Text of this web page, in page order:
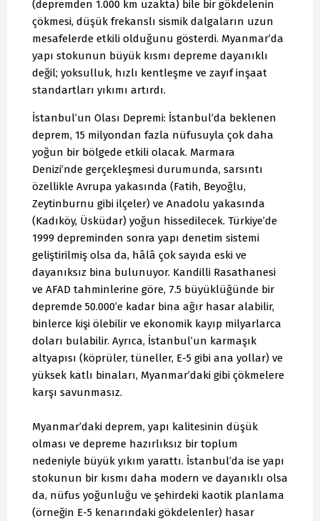
(depremden 1.000 km uzakta) bile bir gökdelenin
çökmesi, düşük frekanslı sismik dalgaların uzun
mesafelerde etkili olduğunu gösterdi. Myanmar’da
yapı stokunun büyük kısmı depreme dayanıklı
değil; yoksulluk, hızlı kentleşme ve zayıf inşaat
standartları yıkımı artırdı.
İstanbul’un Olası Depremi: İstanbul’da beklenen
deprem, 15 milyondan fazla nüfusuyla çok daha
yoğun bir bölgede etkili olacak. Marmara
Denizi’nde gerçekleşmesi durumunda, sarsıntı
özellikle Avrupa yakasında (Fatih, Beyoğlu,
Zeytinburnu gibi ilçeler) ve Anadolu yakasında
(Kadıköy, Üsküdar) yoğun hissedilecek. Türkiye’de
1999 depreminden sonra yapı denetim sistemi
geliştirilmiş olsa da, hâlâ çok sayıda eski ve
dayanıksız bina bulunuyor. Kandilli Rasathanesi
ve AFAD tahminlerine göre, 7.5 büyüklüğünde bir
depremde 50.000’e kadar bina ağır hasar alabilir,
binlerce kişi ölebilir ve ekonomik kayıp milyarlarca
doları bulabilir. Ayrıca, İstanbul’un karmaşık
altyapısı (köprüler, tüneller, E-5 gibi ana yollar) ve
yüksek katlı binaları, Myanmar’daki gibi çökmelere
karşı savunmasız.
Myanmar’daki deprem, yapı kalitesinin düşük
olması ve depreme hazırlıksız bir toplum
nedeniyle büyük yıkım yarattı. İstanbul’da ise yapı
stokunun bir kısmı daha modern ve dayanıklı olsa
da, nüfus yoğunluğu ve şehirdeki kaotik planlama
(örneğin E-5 kenarındaki gökdelenler) hasar